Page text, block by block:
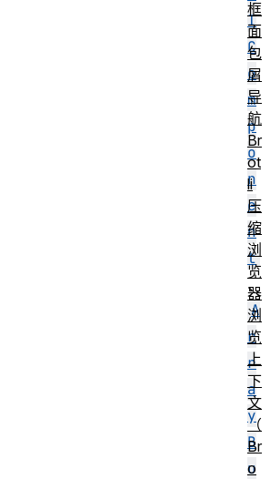
I
C
o
m
p
o
n
e
n
t
、
A
r
r
a
y
B
u
框
面
包
屑
导
航
Br
ot
li
压
缩
浏
览
器
浏
览
上
下
文
（
Br
o